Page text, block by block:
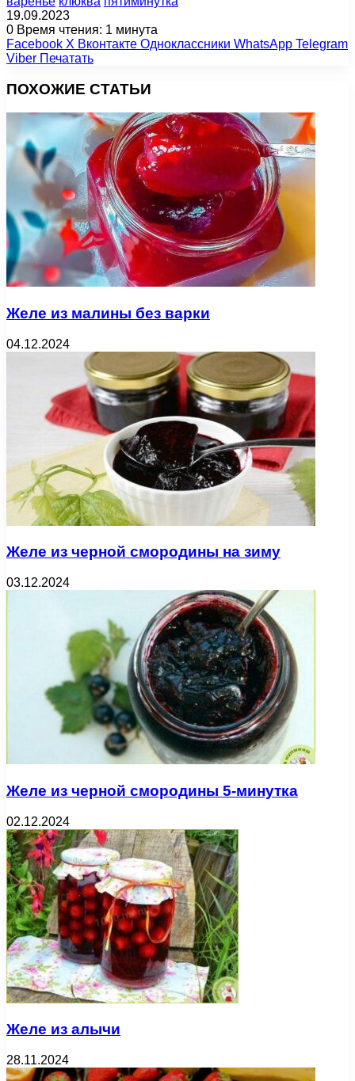
19.09.2023
0 Время чтения: 1 минута
Facebook X Вконтакте Одноклассники WhatsApp Telegram
Viber Печатать
ПОХОЖИЕ СТАТЬИ
Желе из малины без варки
04.12.2024
Желе из черной смородины на зиму
03.12.2024
Желе из черной смородины 5-минутка
02.12.2024
Желе из алычи
28.11.2024